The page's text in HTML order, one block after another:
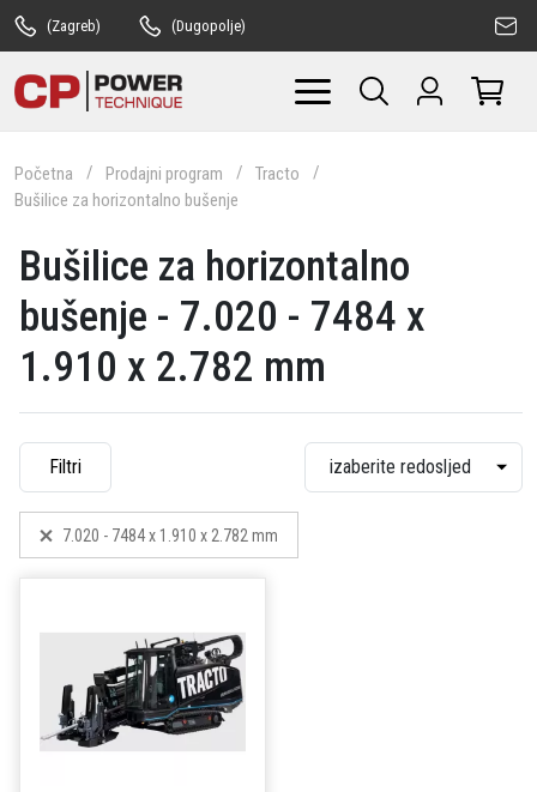
(Zagreb) (Dugopolje)
Početna Prodajni program
Tracto
Bušilice za horizontalno bušenje
Bušilice za horizontalno
bušenje - 7.020 - 7484 x
1.910 x 2.782 mm
Filtri
7.020 - 7484 x 1.910 x 2.782 mm